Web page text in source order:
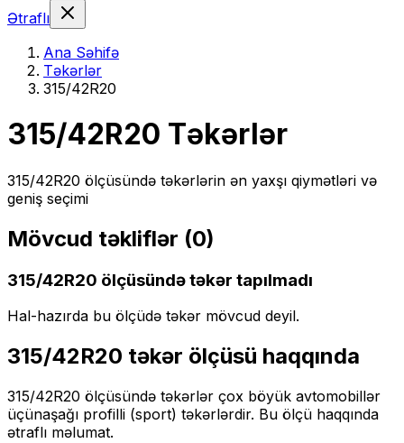
Ətraflı
Ana Səhifə
Təkərlər
315/42R20
315/42R20 Təkərlər
315/42R20 ölçüsündə təkərlərin ən yaxşı qiymətləri və
geniş seçimi
Mövcud təkliflər (0)
315/42R20 ölçüsündə təkər tapılmadı
Hal-hazırda bu ölçüdə təkər mövcud deyil.
315/42R20 təkər ölçüsü haqqında
315/42R20 ölçüsündə təkərlər çox böyük avtomobillər
üçünaşağı profilli (sport) təkərlərdir. Bu ölçü haqqında
ətraflı məlumat.